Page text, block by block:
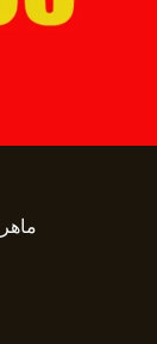
ماهر